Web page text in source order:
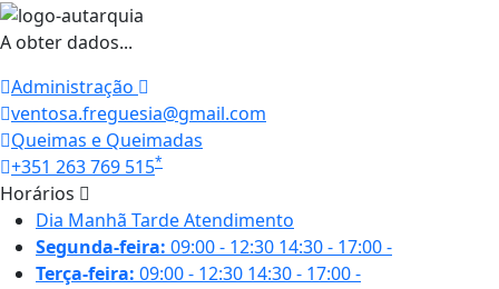
A obter dados...
Administração
ventosa.freguesia@gmail.com
Queimas e Queimadas
+351 263 769 515*
Horários
Dia Manhã TardeAtendimento
Segunda-feira: 09:00 - 12:30 14:30 - 17:00-
Terça-feira: 09:00 - 12:30 14:30 - 17:00-